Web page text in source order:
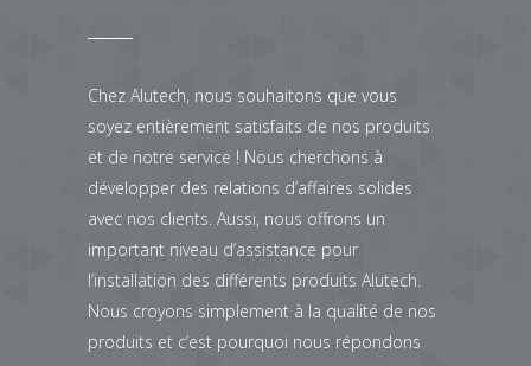
Chez Alutech, nous souhaitons que vous
soyez entièrement satisfaits de nos produits
et de notre service ! Nous cherchons à
développer des relations d’affaires solides
avec nos clients. Aussi, nous offrons un
important niveau d’assistance pour
l’installation des différents produits Alutech.
Nous croyons simplement à la qualité de nos
produits et c’est pourquoi nous répondons